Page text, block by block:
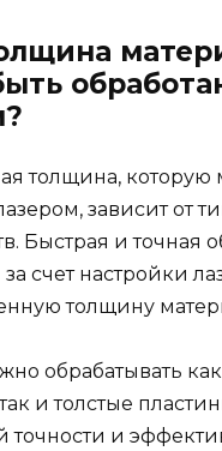
толщина, которую
зависит от
Быстрая и точная
за счет настройки
толщину
обрабатывать
и толстые
точности и